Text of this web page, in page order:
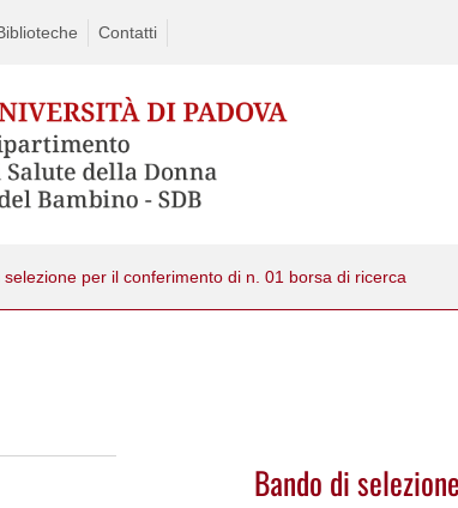
Contatti
selezione per il conferimento di n. 01 borsa di ricerca
Bando di